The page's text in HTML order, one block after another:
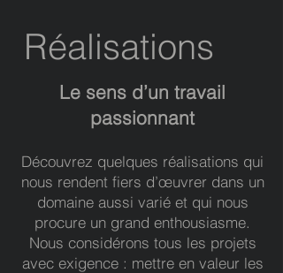
Le sens d’un travail
passionnant
Découvrez quelques réalisations qui
nous rendent fiers d’œuvrer dans un
domaine aussi varié et qui nous
procure un grand enthousiasme.
Nous considérons tous les projets
avec exigence : mettre en valeur les
Réalisations